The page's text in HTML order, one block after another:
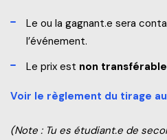
Le ou la gagnant.e sera
l’événement.
Le prix est non
Voir le règlement du tirage
(Note : Tu es étudiant.e de